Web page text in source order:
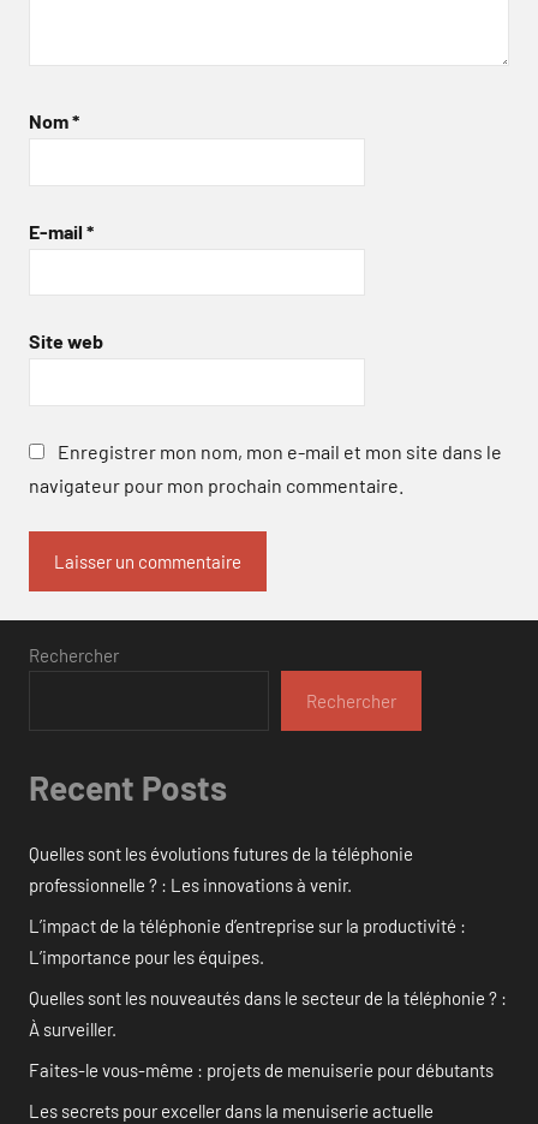
Nom*
E-mail *
Site web
Enregistrer mon nom, mon e-mail et mon site dans le
navigateur pour mon prochain commentaire.
Rechercher
Rechercher
Recent Posts
Quelles sont les évolutions futures de la téléphonie
professionnelle ? : Les innovations à venir.
L’impact de la téléphonie d’entreprise sur la productivité :
L’importance pour les équipes.
Quelles sont les nouveautés dans le secteur de la téléphonie ? :
À surveiller.
Faites-le vous-même : projets de menuiserie pour débutants
Les secrets pour exceller dans la menuiserie actuelle